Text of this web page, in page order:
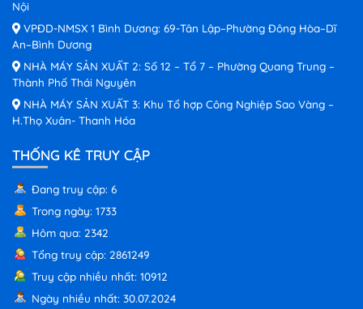
Nội
VPĐD-NMSX 1 Bình Dương: 69-Tân Lập–Phường Đông Hòa–Dĩ
An–Bình Dương
NHÀ MÁY SẢN XUẤT 2: Số 12 – Tổ 7 – Phường Quang Trung –
Thành Phố Thái Nguyên
NHÀ MÁY SẢN XUẤT 3: Khu Tổ hợp Công Nghiệp Sao Vàng –
H.Thọ Xuân- Thanh Hóa
THỐNG KÊ TRUY CẬP
Đang truy cập: 6
Trong ngày: 1733
Hôm qua: 2342
Tổng truy cập: 2861249
Truy cập nhiều nhất: 10912
Ngày nhiều nhất: 30.07.2024